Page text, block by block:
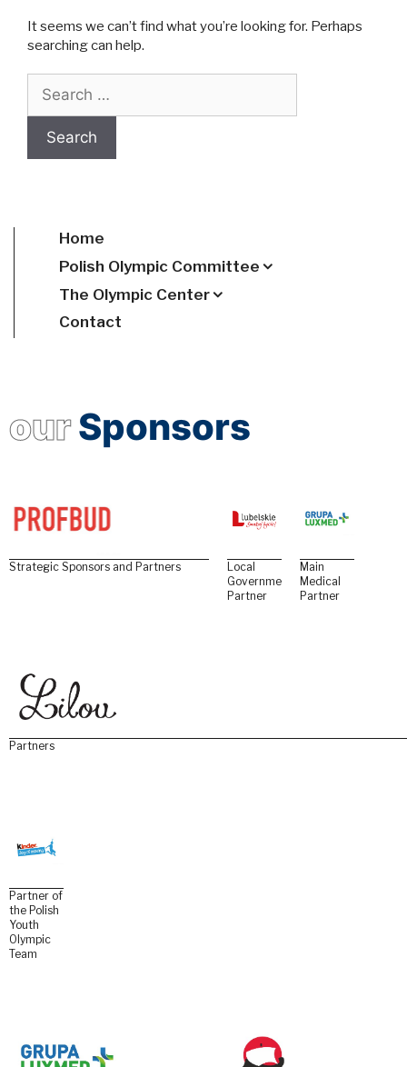
It seems we can’t find what you’re looking for. Perhaps
searching can help.
Home
Polish Olympic Committee
The Olympic Center
Contact
ourSponsors
Strategic Sponsors and Partners
Local
Government
Partner
Main
Medical
Partner
Partners
Partner of
the Polish
Youth
Olympic
Team